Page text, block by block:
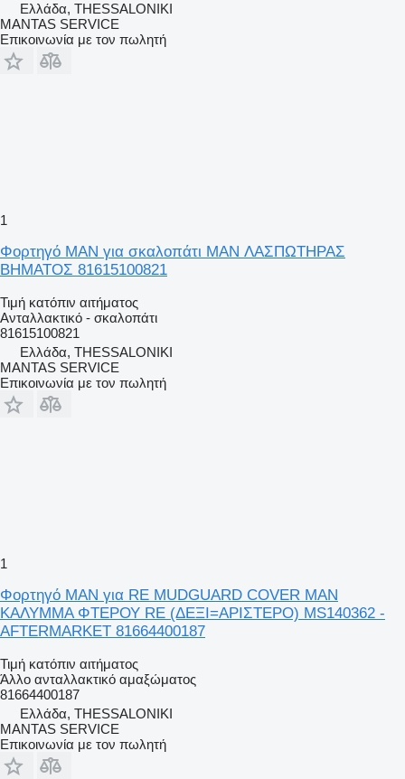
Ελλάδα, THESSALONIKI
MANTAS SERVICE
Επικοινωνία με τον πωλητή
1
Φορτηγό MAN για σκαλοπάτι MAN ΛΑΣΠΩΤΗΡΑΣ
ΒΗΜΑΤΟΣ 81615100821
Τιμή κατόπιν αιτήματος
Ανταλλακτικό - σκαλοπάτι
81615100821
Ελλάδα, THESSALONIKI
MANTAS SERVICE
Επικοινωνία με τον πωλητή
1
Φορτηγό MAN για RE MUDGUARD COVER MAN
ΚΑΛΥΜΜΑ ΦΤΕΡΟΥ RE (ΔΕΞΙ=ΑΡΙΣΤΕΡΟ) MS140362 -
AFTERMARKET 81664400187
Τιμή κατόπιν αιτήματος
Άλλο ανταλλακτικό αμαξώματος
81664400187
Ελλάδα, THESSALONIKI
MANTAS SERVICE
Επικοινωνία με τον πωλητή